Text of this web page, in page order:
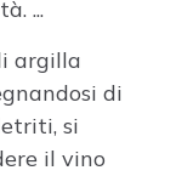
...
argilla
di
si
il vino